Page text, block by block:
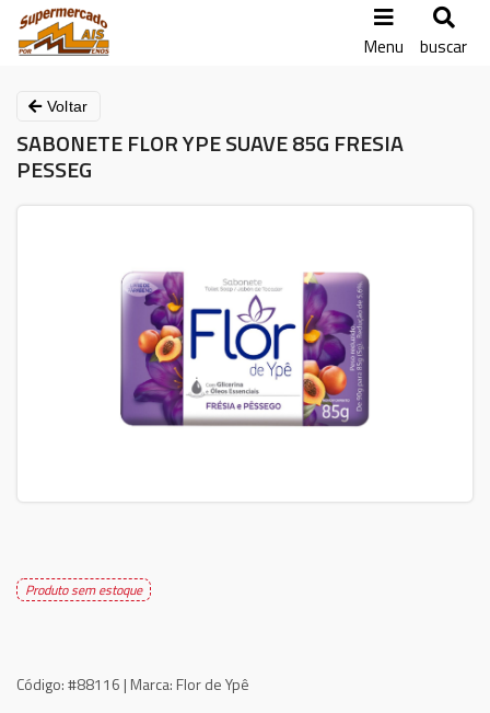
Menu buscar
Voltar
SABONETE FLOR YPE SUAVE 85G FRESIA
PESSEG
Produto sem estoque
Código:#88116 | Marca: Flor de Ypê